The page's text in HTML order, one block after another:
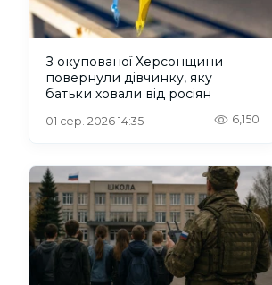
З окупованої Херсонщини
повернули дівчинку, яку
батьки ховали від росіян
01 сер. 2026 14:35 6,150